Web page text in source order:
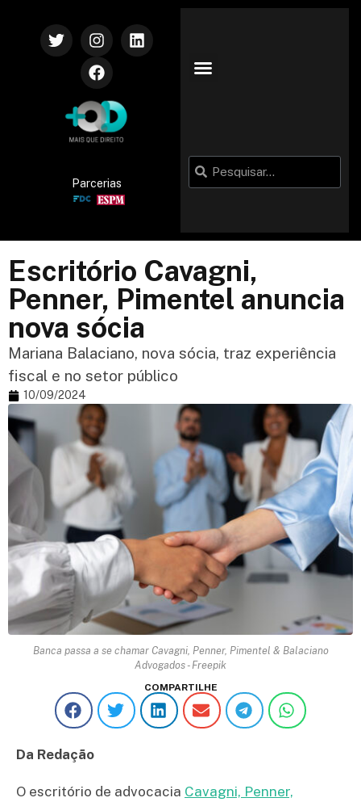
Parcerias
Escritório Cavagni,
Penner, Pimentel anuncia
nova sócia
Mariana Balaciano, nova sócia, traz experiência
fiscal e no setor público
10/09/2024
Banca passa a se chamar Cavagni, Penner, Pimentel & Balaciano
Advogados - Freepik
COMPARTILHE
Da Redação
O escritório de advocacia Cavagni, Penner,